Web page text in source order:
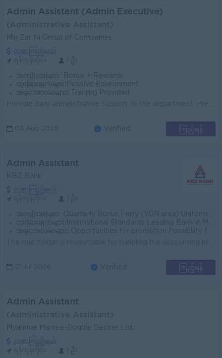
Admin Assistant (Admin Executive)
Min Zar Ni Group of Companies
လစာကြည့်မယ်
အကျိုးအမြတ်: Bonus + Rewards
ထူးခြားချက်များ: Positive Environment
အခွင့်အလမ်းများ:
Training Provided
03 Aug 2026 Verified ကြည့်ရန်
Admin Assistant
KBZ Bank
လစာကြည့်မယ်
အကျိုးအမြတ်: Quarterly Bonus Ferry (YGN area) Uniform Health Care Support
ထူးခြားချက်များ: International Standards Leading Bank in Myanmar
အခွင့်အလမ်းများ: Opportunities for promotion Possibility for job training Learn new skills and techniques
21 Jul 2026 Verified ကြည့်ရန်
Admin Assistant
Myanmar Mamee-Double Decker Ltd.
လစာကြည့်မယ်